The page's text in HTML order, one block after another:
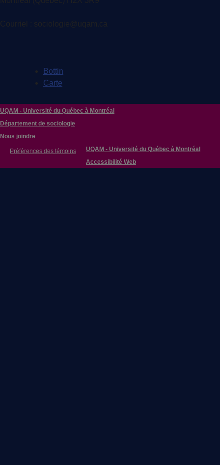
Courriel : sociologie@uqam.ca
Bottin
Carte
UQAM - Université du Québec à Montréal
Département de sociologie
Nous joindre
Préférences des témoins
UQAM - Université du Québec à Montréal
Accessibilité Web